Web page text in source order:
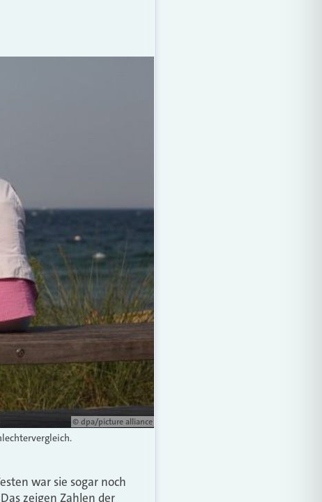
© dpa/picture alliance
war sie sogar noch
zeigen Zahlen der